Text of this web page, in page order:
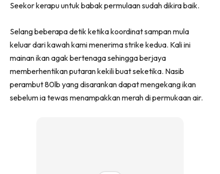
Seekor kerapu untuk babak permulaan sudah dikira baik.
Selang beberapa detik ketika koordinat sampan mula
keluar dari kawah kami menerima strike kedua. Kali ini
mainan ikan agak bertenaga sehingga berjaya
memberhentikan putaran kekili buat seketika. Nasib
perambut 80lb yang disarankan dapat mengekang ikan
sebelum ia tewas menampakkan merah di permukaan air.